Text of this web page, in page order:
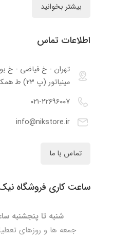
بیشتر بخوانید
اطلاعات تماس
تهران - خ فیاضی - خ
مینیاتور (پ ۲۳) ط همکف واحد ۶
۰۲۱-۲۲۶۹۶۰۰۷
info@nikstore.ir
تماس با ما
ساعت کاری فروشگاه
شنبه تا پنجشنبه ساعت های
جمعه ها و روزهای